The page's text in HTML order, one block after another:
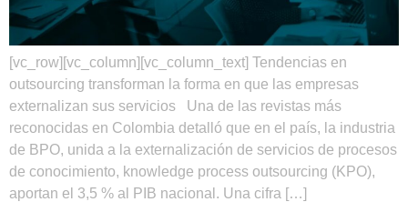
[vc_row][vc_column][vc_column_text] Tendencias en
outsourcing transforman la forma en que las empresas
externalizan sus servicios Una de las revistas más
reconocidas en Colombia detalló que en el país, la industria
de BPO, unida a la externalización de servicios de procesos
de conocimiento, knowledge process outsourcing (KPO),
aportan el 3,5 % al PIB nacional. Una cifra […]